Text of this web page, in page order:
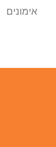
אימונים